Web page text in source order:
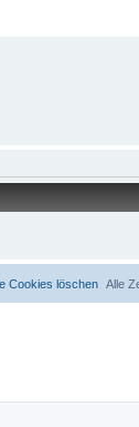
Alle
Cookies löschen